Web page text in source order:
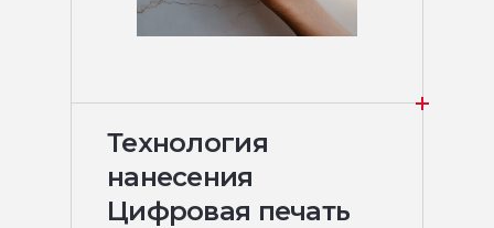
Технология
нанесения
Цифровая печать